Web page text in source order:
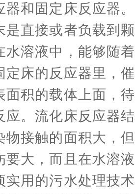
器和固定床反应器
是直接或者负载到
水溶液中，能够随
定床的反应器里，
面积的载体上面，
应。流化床反应器
物接触的面积大，
要大，而且在水溶
实用的污水处理技